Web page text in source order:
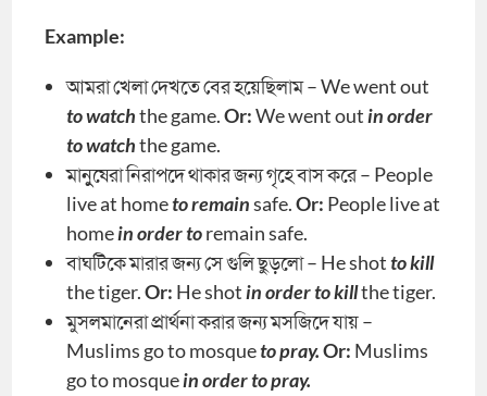
Example:
আমরা খেলা দেখতে বের হয়েছিলাম – We went out
to watchthe game.Or:We went outin order
to watchthe game.
মানুুষেরা নিরাপদে থাকার জন্য গৃহে বাস করে – People
live at hometo remainsafe.Or: People live at
homein order toremain safe.
বাঘটিকে মারার জন্য সে গুলি ছুড়লো – He shotto kill
the tiger.Or: He shotin order to killthe tiger.
মুসলমানেরা প্রার্থনা করার জন্য মসজিদে যায় –
Muslims go to mosqueto pray.Or: Muslims
go to mosquein order to pray.